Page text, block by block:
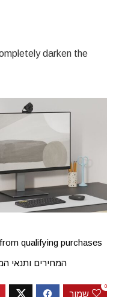
darken the
qualifying purchases.
המחירים ותנאי
שמור
0